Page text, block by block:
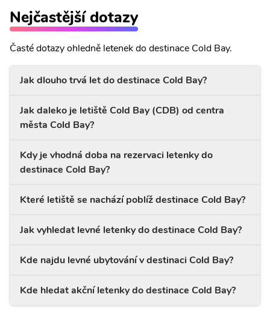
Nejčastější dotazy
Časté dotazy ohledně letenek do destinace Cold Bay.
Jak dlouho trvá let do destinace Cold Bay?
Jak daleko je letiště Cold Bay (CDB) od centra
města Cold Bay?
Kdy je vhodná doba na rezervaci letenky do
destinace Cold Bay?
Které letiště se nachází poblíž destinace Cold Bay?
Jak vyhledat levné letenky do destinace Cold Bay?
Kde najdu levné ubytování v destinaci Cold Bay?
Kde hledat akční letenky do destinace Cold Bay?